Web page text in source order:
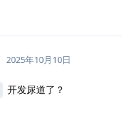
2025年10月10日
开发尿道了？